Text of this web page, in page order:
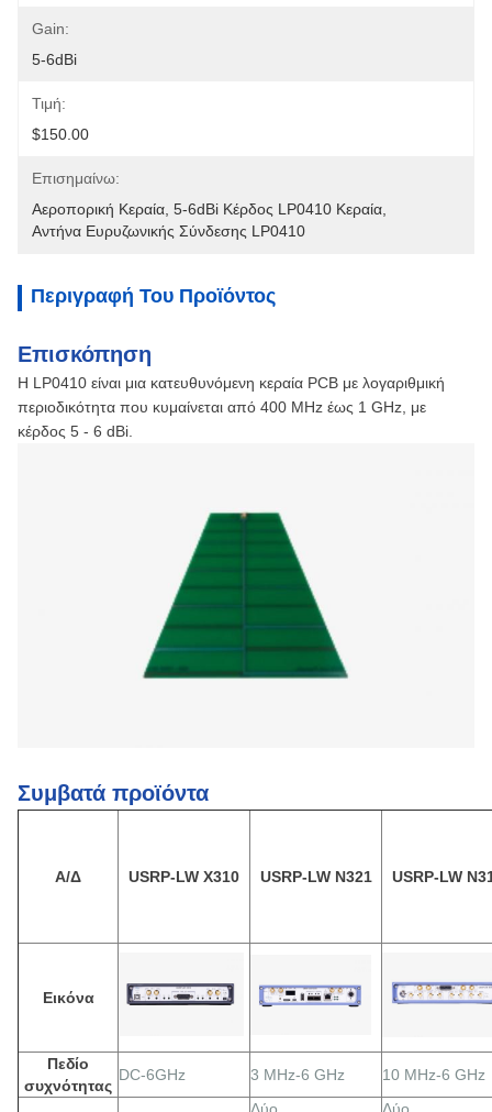
Gain:
5-6dBi
Τιμή:
$150.00
Επισημαίνω:
Αεροπορική Κεραία 5-6dBi Κέρδος LP0410 Κεραία
Αντήνα Ευρυζωνικής Σύνδεσης LP0410
Περιγραφή Του Προϊόντος
Επισκόπηση
Η LP0410 είναι μια κατευθυνόμενη κεραία PCB με λογαριθμική
περιοδικότητα που κυμαίνεται από 400 MHz έως 1 GHz, με
κέρδος 5 - 6 dBi.
Συμβατά προϊόντα
Α/Δ USRP-LW X310 USRP-LW N321 USRP-LW
Εικόνα
Πεδίο
συχνότητας
DC-6GHz 3 MHz-6 GHz
10 MHz-6 GHz